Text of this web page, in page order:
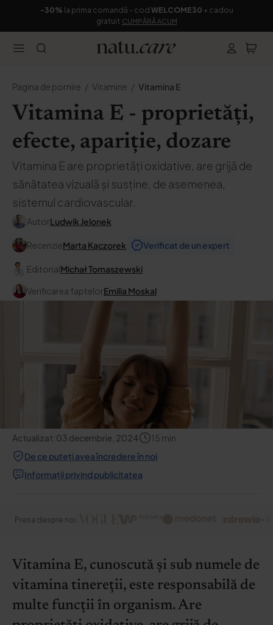
-30% la prima comandă - cod WELCOME30 + cadou
gratuit CUMPĂRĂ ACUM
Pagina de pornire Vitamine Vitamina E
Vitamina E - proprietăți,
efecte, apariție, dozare
Vitamina E are proprietăți oxidative, are grijă de
sănătatea vizuală și susține, de asemenea,
sistemul cardiovascular.
AutorLudwik Jelonek
RecenzieMarta Kaczorek Verificat de un expert
EditorialMichał Tomaszewski
Verificarea faptelorEmilia Moskal
Actualizat:03 decembrie, 2024 15 min
De ce puteți avea încredere în noi
Informații privind publicitatea
Presa despre noi:
Vitamina E, cunoscută și sub numele de
vitamina tinereții, este responsabilă de
multe funcții în organism. Are